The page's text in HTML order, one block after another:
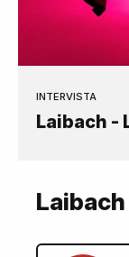
INTERVISTA
Laibach -